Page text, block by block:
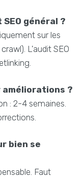
général ?
sur les
L'audit SEO
améliorations ?
: 2-4 semaines.
bien se
Faut